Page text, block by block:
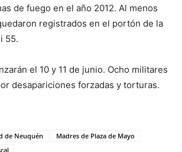
de fuego en el año 2012. Al menos
registrados en el portón de la
55.
el 10 y 11 de junio. Ocho militares
desapariciones forzadas y torturas.
de Neuquén
Madres de Plaza de Mayo